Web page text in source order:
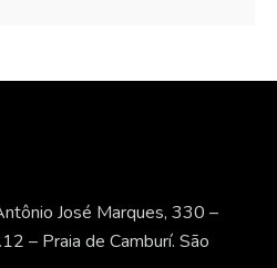
José Marques, 330 –
– Praia de Camburí. São